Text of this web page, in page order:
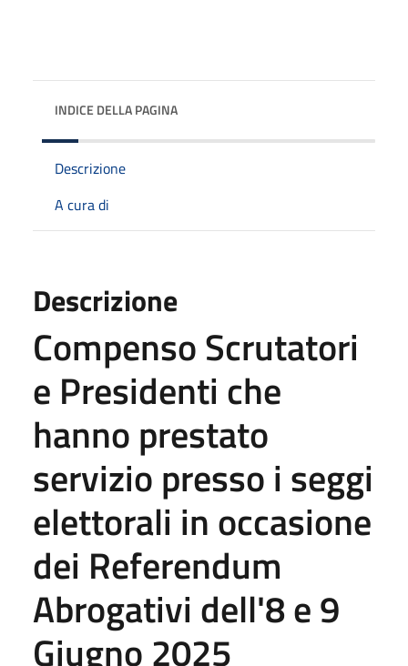
INDICE DELLA PAGINA
Descrizione
A cura di
Descrizione
Compenso Scrutatori
e Presidenti che
hanno prestato
servizio presso i seggi
elettorali in occasione
dei Referendum
Abrogativi dell'8 e 9
Giugno 2025